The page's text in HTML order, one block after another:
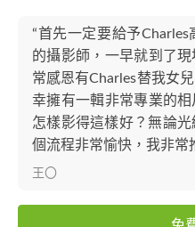
“首先一定要給予
的攝影師，一早就到了
常感恩有Charles替我女
幸擁有一輯非常專業的
怎樣影得這樣好？無論
個流程非常愉快，我非常
王〇